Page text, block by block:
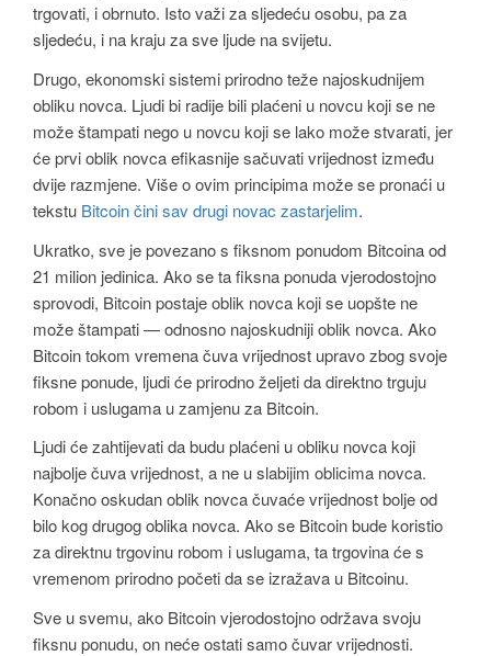
trgovati, i obrnuto. Isto važi za sljedeću osobu, pa za
sljedeću, i na kraju za sve ljude na svijetu.
Drugo, ekonomski sistemi prirodno teže najoskudnijem
obliku novca. Ljudi bi radije bili plaćeni u novcu koji se ne
može štampati nego u novcu koji se lako može stvarati, jer
će prvi oblik novca efikasnije sačuvati vrijednost između
dvije razmjene. Više o ovim principima može se pronaći u
tekstu Bitcoin čini sav drugi novac zastarjelim.
Ukratko, sve je povezano s fiksnom ponudom Bitcoina od
21 milion jedinica. Ako se ta fiksna ponuda vjerodostojno
sprovodi, Bitcoin postaje oblik novca koji se uopšte ne
može štampati — odnosno najoskudniji oblik novca. Ako
Bitcoin tokom vremena čuva vrijednost upravo zbog svoje
fiksne ponude, ljudi će prirodno željeti da direktno trguju
robom i uslugama u zamjenu za Bitcoin.
Ljudi će zahtijevati da budu plaćeni u obliku novca koji
najbolje čuva vrijednost, a ne u slabijim oblicima novca.
Konačno oskudan oblik novca čuvaće vrijednost bolje od
bilo kog drugog oblika novca. Ako se Bitcoin bude koristio
za direktnu trgovinu robom i uslugama, ta trgovina će s
vremenom prirodno početi da se izražava u Bitcoinu.
Sve u svemu, ako Bitcoin vjerodostojno održava svoju
fiksnu ponudu, on neće ostati samo čuvar vrijednosti.